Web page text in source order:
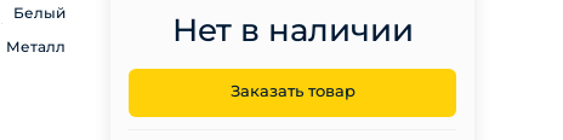
Белый
Металл Нет в наличии
Заказать товар